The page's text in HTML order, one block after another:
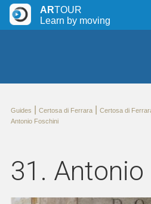
ARTOUR
Learn by moving
Guides Certosa di Ferrara| Certosa di
Antonio Foschini
31.